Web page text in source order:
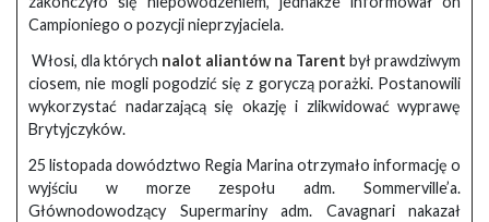
Campioniego o pozycji nieprzyjaciela.
Włosi, dla których nalot aliantów na Tarent był prawdziwym
ciosem, nie mogli pogodzić się z goryczą porażki. Postanowili
wykorzystać nadarzającą się okazję i zlikwidować wyprawę
Brytyjczyków.
25 listopada dowództwo Regia Marina otrzymało informację o
wyjściu w morze zespołu adm. Sommerville’a.
Głównodowodzący Supermariny adm. Cavagnari nakazał